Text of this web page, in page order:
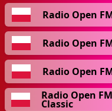
Radio Open
Radio Open
Radio Open
Radio Open
Classic